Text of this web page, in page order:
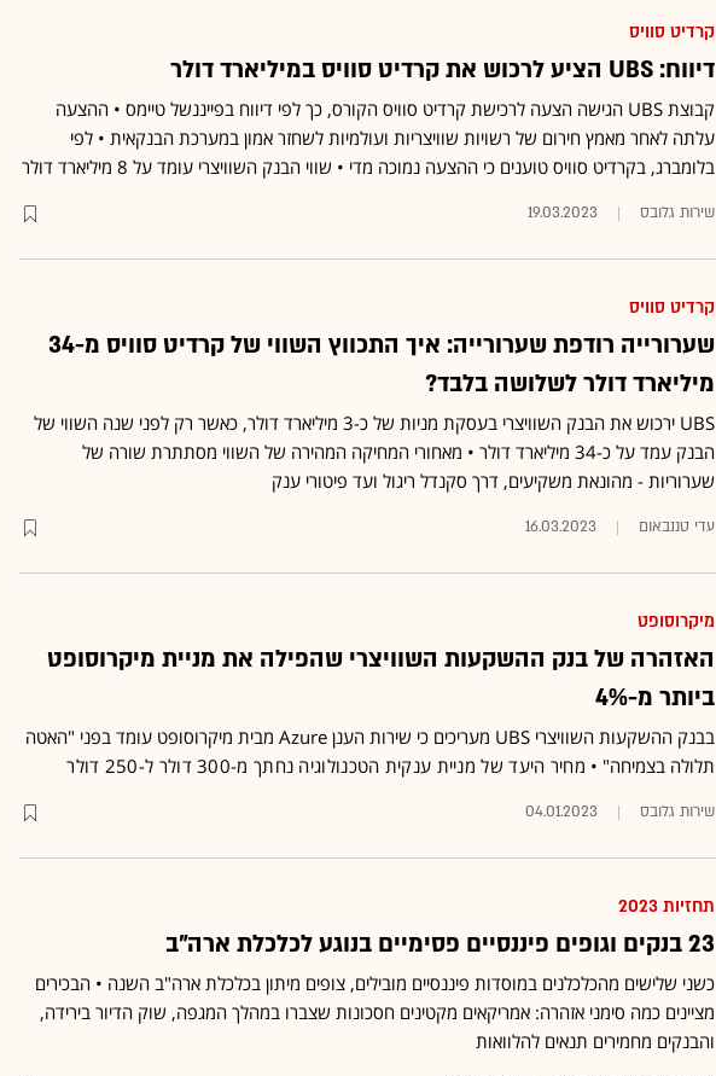
קרדיט סוויס
דיווח: UBS הציע לרכוש את קרדיט סוויס במיליארד דולר
קבוצת UBS הגישה הצעה לרכישת קרדיט סוויס הקורס, כך לפי דיווח בפייננשל טיימס • ההצעה
עלתה לאחר מאמץ חירום של רשויות שוויצריות ועולמיות לשחזר אמון במערכת הבנקאית • לפי
בלומברג, בקרדיט סוויס טוענים כי ההצעה נמוכה מדי • שווי הבנק השוויצרי עומד על 8 מיליארד דולר
שירות גלובס 19.03.2023
קרדיט סוויס
שערורייה רודפת שערורייה: איך התכווץ השווי של קרדיט סוויס מ-34
מיליארד דולר לשלושה בלבד?
UBS ירכוש את הבנק השוויצרי בעסקת מניות של כ-3 מיליארד דולר, כאשר רק לפני שנה השווי של
הבנק עמד על כ-34 מיליארד דולר • מאחורי המחיקה המהירה של השווי מסתתרת שורה של
שערוריות - מהונאת משקיעים, דרך סקנדל ריגול ועד פיטורי ענק
עדי טננבאום 16.03.2023
מיקרוסופט
האזהרה של בנק ההשקעות השוויצרי שהפילה את מניית מיקרוסופט
ביותר מ-4%
בבנק ההשקעות השוויצרי UBS מעריכים כי שירות הענן Azure מבית מיקרוסופט עומד בפני "האטה
תלולה בצמיחה" • מחיר היעד של מניית ענקית הטכנולוגיה נחתך מ-300 דולר ל-250 דולר
שירות גלובס 04.01.2023
תחזיות 2023
23 בנקים וגופים פיננסיים פסימיים בנוגע לכלכלת ארה"ב
כשני שלישים מהכלכלנים במוסדות פיננסיים מובילים, צופים מיתון בכלכלת ארה"ב השנה • הבכירים
מציינים כמה סימני אזהרה: אמריקאים מקטינים חסכונות שצברו במהלך המגפה, שוק הדיור בירידה,
והבנקים מחמירים תנאים להלוואות